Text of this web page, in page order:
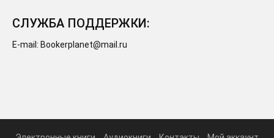
СЛУЖБА ПОДДЕРЖКИ:
E-mail: Bookerplanet@mail.ru